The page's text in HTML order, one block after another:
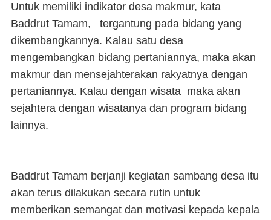
Untuk memiliki indikator desa makmur, kata
Baddrut Tamam, tergantung pada bidang yang
dikembangkannya. Kalau satu desa
mengembangkan bidang pertaniannya, maka akan
makmur dan mensejahterakan rakyatnya dengan
pertaniannya. Kalau dengan wisata maka akan
sejahtera dengan wisatanya dan program bidang
lainnya.
Baddrut Tamam berjanji kegiatan sambang desa itu
akan terus dilakukan secara rutin untuk
memberikan semangat dan motivasi kepada kepala